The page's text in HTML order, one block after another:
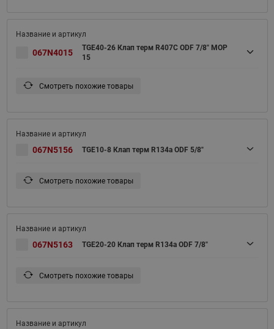
067N4015
TGE40-26 Клап терм R407С ODF 7/8" MOP
15
Смотреть похожие товары
067N5156 TGE10-8 Клап терм R134a ODF 5/8"
Смотреть похожие товары
067N5163 TGE20-20 Клап терм R134a ODF 7/8"
Смотреть похожие товары